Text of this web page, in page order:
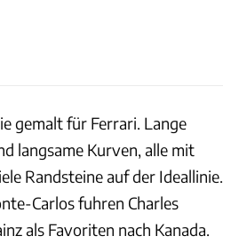
gemalt für Ferrari. Lange
langsame Kurven, alle mit
Randsteine auf der Ideallinie.
Carlos fuhren Charles
als Favoriten nach Kanada.